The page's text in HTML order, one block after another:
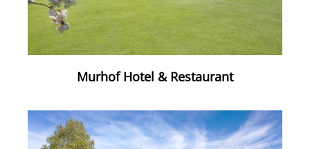
Murhof Hotel & Restaurant